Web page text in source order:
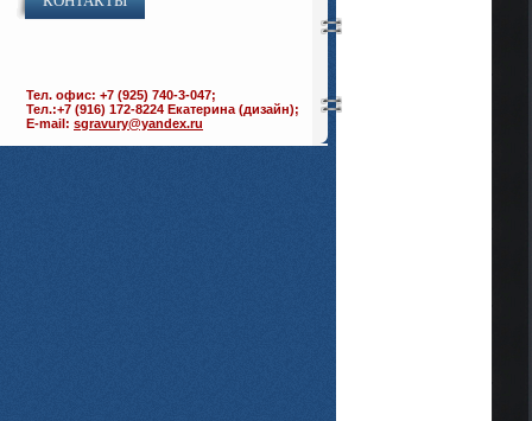
Тел. офис: +7 (925) 740-3-047;
Тел.:+7 (916) 172-8224 Екатерина (дизайн);
E-mail: sgravury@yandex.ru